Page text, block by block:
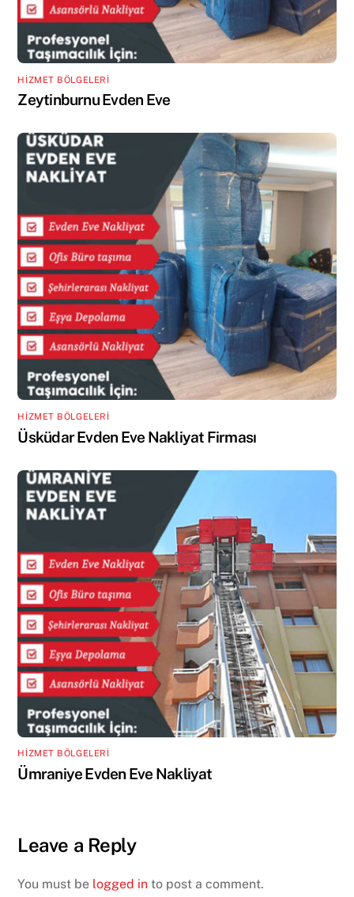
HİZMET BÖLGELERİ
Zeytinburnu Evden Eve
HİZMET BÖLGELERİ
Üsküdar Evden Eve Nakliyat Firması
HİZMET BÖLGELERİ
Ümraniye Evden Eve Nakliyat
Leave a Reply
You must be logged in to post a comment.